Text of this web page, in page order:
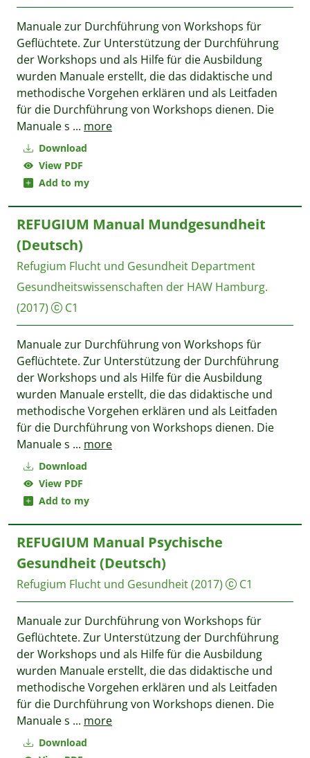
Download
View PDF
Add to my
Manuale zur Durchführung von Workshops für
Geflüchtete. Zur Unterstützung der Durchführung
der Workshops und als Hilfe für die Ausbildung
wurden Manuale erstellt, die das didaktische und
methodische Vorgehen erklären und als Leitfaden
für die Durchführung von Workshops dienen. Die
Manuale s ... more
Download
View PDF
Add to my
REFUGIUM Manual Mundgesundheit
(Deutsch)
Refugium Flucht und Gesundheit Department
Gesundheitswissenschaften der HAW Hamburg.
(2017)
C1
Manuale zur Durchführung von Workshops für
Geflüchtete. Zur Unterstützung der Durchführung
der Workshops und als Hilfe für die Ausbildung
wurden Manuale erstellt, die das didaktische und
methodische Vorgehen erklären und als Leitfaden
für die Durchführung von Workshops dienen. Die
Manuale s ... more
Download
REFUGIUM Manual Psychische
Gesundheit (Deutsch)
Refugium Flucht und Gesundheit(2017) C1
Manuale zur Durchführung von Workshops für
Geflüchtete. Zur Unterstützung der Durchführung
der Workshops und als Hilfe für die Ausbildung
wurden Manuale erstellt, die das didaktische und
methodische Vorgehen erklären und als Leitfaden
für die Durchführung von Workshops dienen. Die
Manuale s ... more